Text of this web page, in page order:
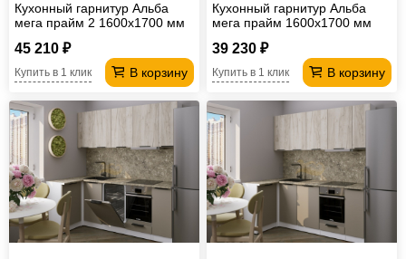
Кухонный гарнитур Альба
мега прайм 2 1600х1700 мм
45 210 ₽
В корзину
Купить в 1 клик
Кухонный гарнитур Альба
мега прайм 1600х1700 мм
39 230 ₽
В корзину
Купить в 1 клик